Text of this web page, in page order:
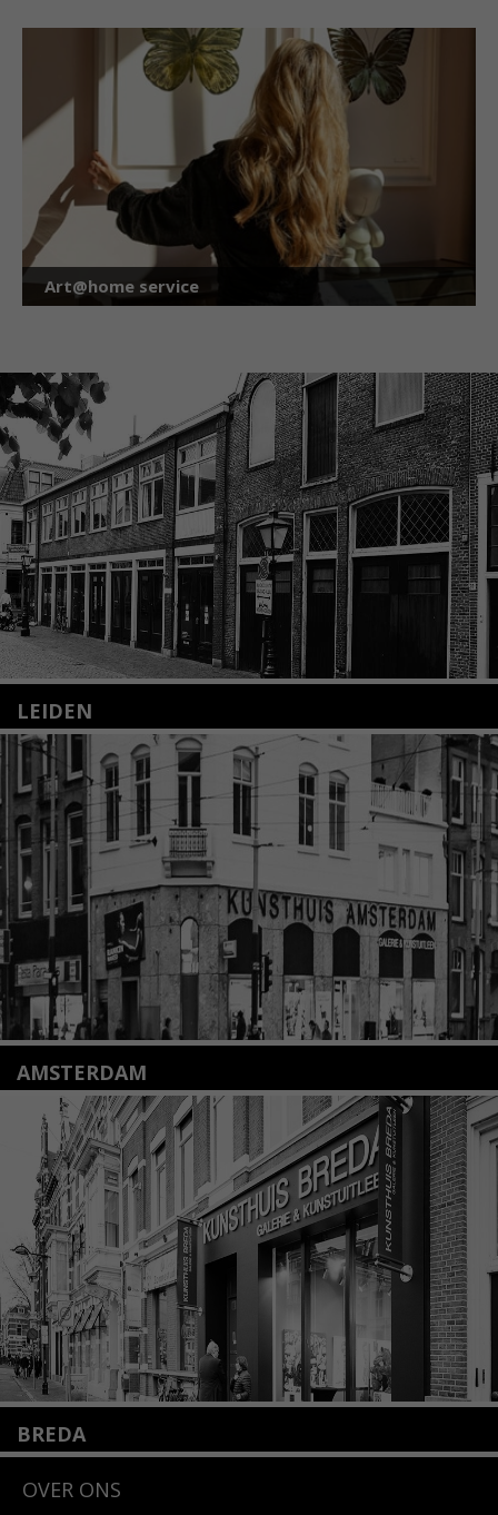
Art@home service
LEIDEN
Nieuwstraat 35
2312 KA Leiden
+31(0)71 – 52 84 480
info@kunsthuisleiden.nl
Lees meer
AMSTERDAM
Amstelveenseweg 135
1075 VX Amsterdam
+31 (0)20 2332546
info@kunsthuisamsterdam.nl
Lees meer
BREDA
4818 SB Breda
OVER ONS